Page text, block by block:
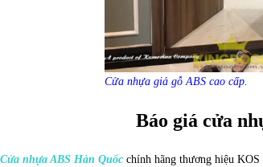
Cửa nhựa giả gỗ ABS cao cấp.
Báo giá cửa
Cửa nhựa ABS Hàn Quốc chính hãng thương hiệu